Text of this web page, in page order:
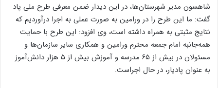
شاهسون مدیر شهرستان‌ها، در این دیدار ضمن معرفی طرح ملی پاد
گفت: ما این طرح را در ورامین به صورت عملی به اجرا درآوردیم که
نتایج مثبتی به همراه داشته است، وی افزود: این طرح با حمایت
همه‌جانبه امام جمعه محترم ورامین و همکاری سایر سازمان‌ها و
مسئولان در بیش از ۶۵ مدرسه و آموزش بیش از ۵ هزار دانش‌آموز
به عنوان پادیار، در حال اجراست.